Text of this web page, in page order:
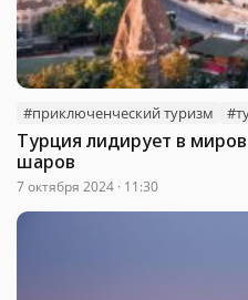
#приключенческий туризм
Турция лидирует в
шаров
7 октября 2024 · 11:30